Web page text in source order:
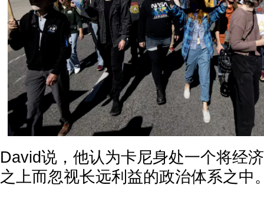
David说，他认为卡尼身处一个将经
之上而忽视长远利益的政治体系之中